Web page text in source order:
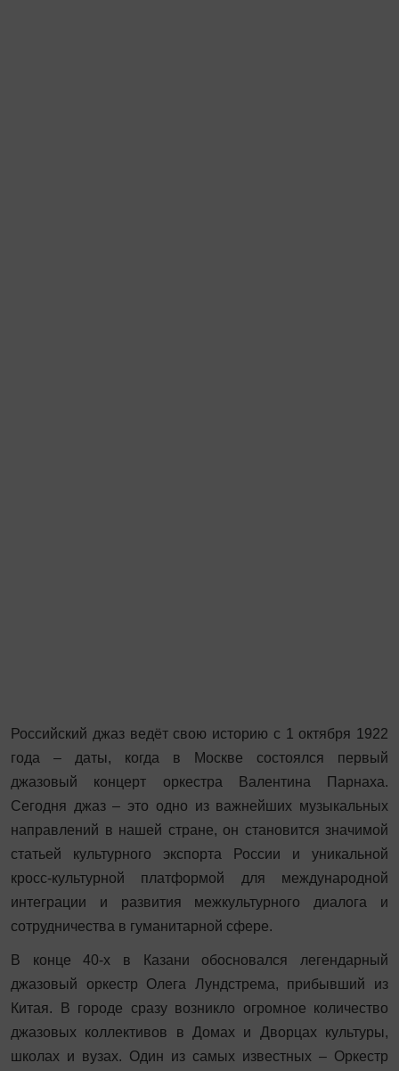
Российский джаз ведёт свою историю с 1 октября 1922
года – даты, когда в Москве состоялся первый
джазовый концерт оркестра Валентина Парнаха.
Сегодня джаз – это одно из важнейших музыкальных
направлений в нашей стране, он становится значимой
статьей культурного экспорта России и уникальной
кросс-культурной платформой для международной
интеграции и развития межкультурного диалога и
сотрудничества в гуманитарной сфере.
В конце 40-х в Казани обосновался легендарный
джазовый оркестр Олега Лундстрема, прибывший из
Китая. В городе сразу возникло огромное количество
джазовых коллективов в Домах и Дворцах культуры,
школах и вузах. Один из самых известных – Оркестр